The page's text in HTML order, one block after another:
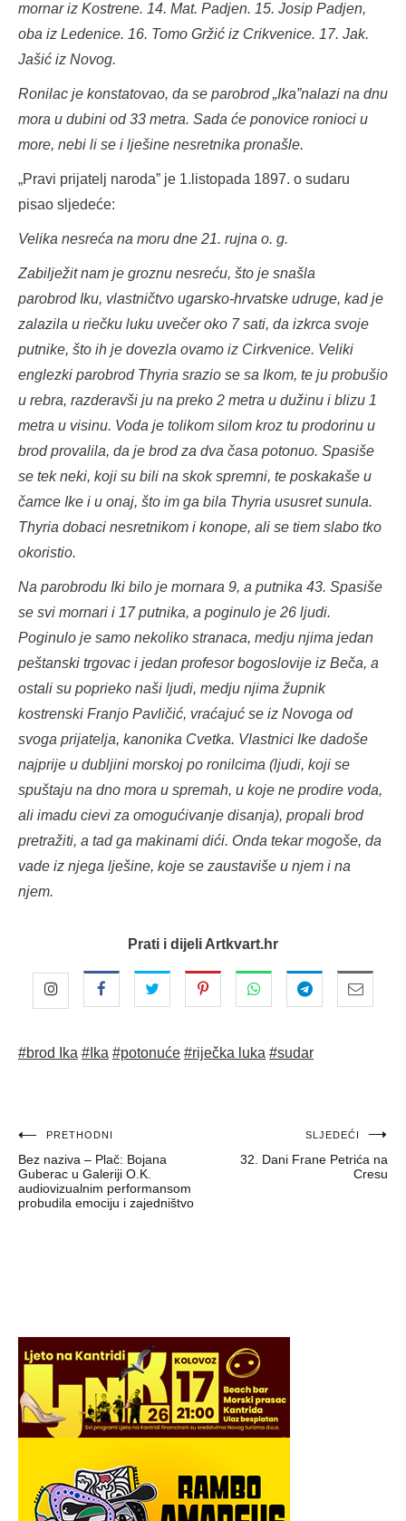
mornar iz Kostrene. 14. Mat. Padjen. 15. Josip Padjen,
oba iz Ledenice. 16. Tomo Gržić iz Crikvenice. 17. Jak.
Jašić iz Novog.
Ronilac je konstatovao, da se parobrod „Ika”nalazi na dnu
mora u dubini od 33 metra. Sada će ponovice ronioci u
more, nebi li se i lješine nesretnika pronašle.
„Pravi prijatelj naroda” je 1.listopada 1897. o sudaru
pisao sljedeće:
Velika nesreća na moru dne 21. rujna o. g.
Zabilježit nam je groznu nesreću, što je snašla
parobrod Iku, vlastničtvo ugarsko-hrvatske udruge, kad je
zalazila u riečku luku uvečer oko 7 sati, da izkrca svoje
putnike, što ih je dovezla ovamo iz Cirkvenice. Veliki
englezki parobrod Thyria srazio se sa Ikom, te ju probušio
u rebra, razderavši ju na preko 2 metra u dužinu i blizu 1
metra u visinu. Voda je tolikom silom kroz tu prodorinu u
brod provalila, da je brod za dva časa potonuo. Spasiše
se tek neki, koji su bili na skok spremni, te poskakaše u
čamce Ike i u onaj, što im ga bila Thyria ususret sunula.
Thyria dobaci nesretnikom i konope, ali se tiem slabo tko
okoristio.
Na parobrodu Iki bilo je mornara 9, a putnika 43. Spasiše
se svi mornari i 17 putnika, a poginulo je 26 ljudi.
Poginulo je samo nekoliko stranaca, medju njima jedan
peštanski trgovac i jedan profesor bogoslovije iz Beča, a
ostali su poprieko naši ljudi, medju njima župnik
kostrenski Franjo Pavličić, vraćajuć se iz Novoga od
svoga prijatelja, kanonika Cvetka. Vlastnici Ike dadoše
najprije u dubljini morskoj po ronilcima (ljudi, koji se
spuštaju na dno mora u spremah, u koje ne prodire voda,
ali imadu cievi za omogućivanje disanja), propali brod
pretražiti, a tad ga makinami dići. Onda tekar mogoše, da
vade iz njega lješine, koje se zaustaviše u njem i na
njem.
Prati i dijeli Artkvart.hr
#brod Ika #Ika #potonuće #riječka luka #sudar
Navigacija
objava
PRETHODNI
Bez naziva – Plač: Bojana
Guberac u Galeriji O.K.
audiovizualnim performansom
probudila emociju i zajedništvo
SLJEDEĆI
32. Dani Frane Petrića na
Cresu